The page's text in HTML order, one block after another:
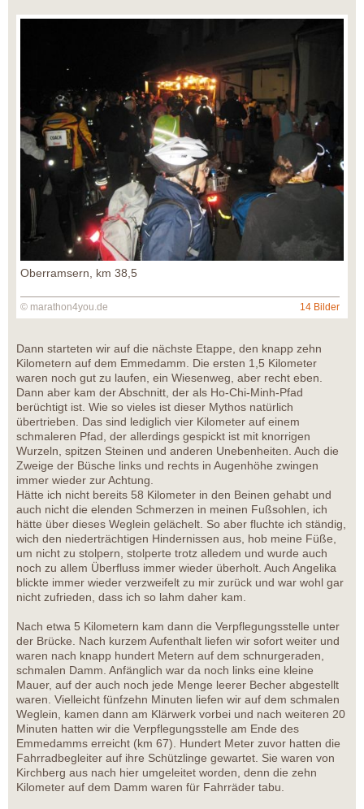
Oberramsern, km 38,5
© marathon4you.de 14 Bilder
Dann starteten wir auf die nächste Etappe, den knapp zehn
Kilometern auf dem Emmedamm. Die ersten 1,5 Kilometer
waren noch gut zu laufen, ein Wiesenweg, aber recht eben.
Dann aber kam der Abschnitt, der als Ho-Chi-Minh-Pfad
berüchtigt ist. Wie so vieles ist dieser Mythos natürlich
übertrieben. Das sind lediglich vier Kilometer auf einem
schmaleren Pfad, der allerdings gespickt ist mit knorrigen
Wurzeln, spitzen Steinen und anderen Unebenheiten. Auch die
Zweige der Büsche links und rechts in Augenhöhe zwingen
immer wieder zur Achtung.
Hätte ich nicht bereits 58 Kilometer in den Beinen gehabt und
auch nicht die elenden Schmerzen in meinen Fußsohlen, ich
hätte über dieses Weglein gelächelt. So aber fluchte ich ständig,
wich den niederträchtigen Hindernissen aus, hob meine Füße,
um nicht zu stolpern, stolperte trotz alledem und wurde auch
noch zu allem Überfluss immer wieder überholt. Auch Angelika
blickte immer wieder verzweifelt zu mir zurück und war wohl gar
nicht zufrieden, dass ich so lahm daher kam.
Nach etwa 5 Kilometern kam dann die Verpflegungsstelle unter
der Brücke. Nach kurzem Aufenthalt liefen wir sofort weiter und
waren nach knapp hundert Metern auf dem schnurgeraden,
schmalen Damm. Anfänglich war da noch links eine kleine
Mauer, auf der auch noch jede Menge leerer Becher abgestellt
waren. Vielleicht fünfzehn Minuten liefen wir auf dem schmalen
Weglein, kamen dann am Klärwerk vorbei und nach weiteren 20
Minuten hatten wir die Verpflegungsstelle am Ende des
Emmedamms erreicht (km 67). Hundert Meter zuvor hatten die
Fahrradbegleiter auf ihre Schützlinge gewartet. Sie waren von
Kirchberg aus nach hier umgeleitet worden, denn die zehn
Kilometer auf dem Damm waren für Fahrräder tabu.